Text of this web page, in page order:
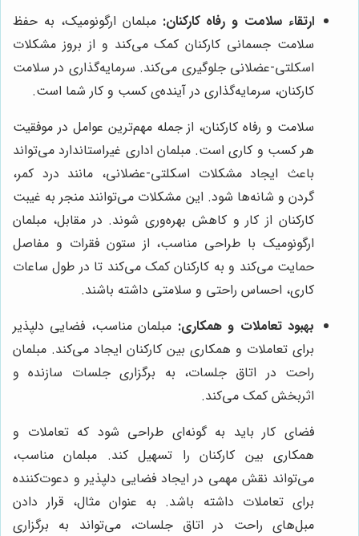
ارتقاء سلامت و رفاه کارکنان: مبلمان ارگونومیک، به حفظ
سلامت جسمانی کارکنان کمک می‌کند و از بروز مشکلات
اسکلتی-عضلانی جلوگیری می‌کند. سرمایه‌گذاری در سلامت
کارکنان، سرمایه‌گذاری در آینده‌ی کسب و کار شما است.
سلامت و رفاه کارکنان، از جمله مهم‌ترین عوامل در موفقیت
هر کسب و کاری است. مبلمان اداری غیراستاندارد می‌تواند
باعث ایجاد مشکلات اسکلتی-عضلانی، مانند درد کمر،
گردن و شانه‌ها شود. این مشکلات می‌توانند منجر به غیبت
کارکنان از کار و کاهش بهره‌وری شوند. در مقابل، مبلمان
ارگونومیک با طراحی مناسب، از ستون فقرات و مفاصل
حمایت می‌کند و به کارکنان کمک می‌کند تا در طول ساعات
کاری، احساس راحتی و سلامتی داشته باشند.
بهبود تعاملات و همکاری: مبلمان مناسب، فضایی دلپذیر
برای تعاملات و همکاری بین کارکنان ایجاد می‌کند. مبلمان
راحت در اتاق جلسات، به برگزاری جلسات سازنده و
اثربخش کمک می‌کند.
فضای کار باید به گونه‌ای طراحی شود که تعاملات و
همکاری بین کارکنان را تسهیل کند. مبلمان مناسب،
می‌تواند نقش مهمی در ایجاد فضایی دلپذیر و دعوت‌کننده
برای تعاملات داشته باشد. به عنوان مثال، قرار دادن
مبل‌های راحت در اتاق جلسات، می‌تواند به برگزاری